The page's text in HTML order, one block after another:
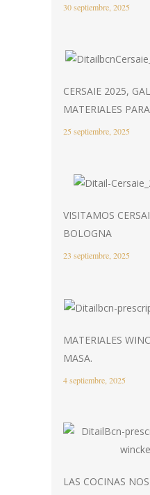
30 septiembre, 2025
CERSAIE 2025,
MATERIALES
25 septiembre, 2025
VISITAMOS
BOLOGNA
23 septiembre, 2025
MATERIALES
MASA.
4 septiembre, 2025
LAS COCINAS